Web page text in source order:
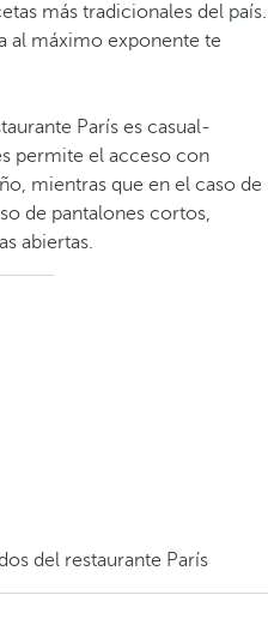
más tradicionales del país.
al máximo exponente te
París es casual-
permite el acceso con
mientras que en el caso de
de pantalones cortos,
abiertas.
del restaurante París